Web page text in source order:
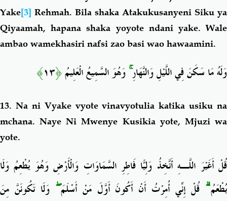
Yake[3] Rehmah. Bila shaka Atakukusanyeni Siku ya
Qiyaamah, hapana shaka yoyote ndani yake. Wale
ambao wamekhasiri nafsi zao basi wao hawaamini.
وَلَهُ مَا سَكَنَ فِي اللَّيْلِ وَالنَّهَارِۚوَهُوَ السَّمِيعُ الْعَلِيمُ﴿١٣﴾
13. Na ni Vyake vyote vinavyotulia katika usiku na
mchana. Naye NiMwenye Kusikia yote, Mjuzi wa
yote.
قُلْ أَغَيْرَ اللَّـهِ أَتَّخِذُ وَلِيًّا فَاطِرِ السَّمَاوَاتِ وَالْأَرْضِ وَهُوَ يُطْعِمُ وَلَا
يُطْعَمُۗ قُلْ إِنِّي أُمِرْتُ أَنْ أَكُونَ أَوَّلَ مَنْ أَسْلَمَۖ وَلَا تَكُونَنَّ مِنَ